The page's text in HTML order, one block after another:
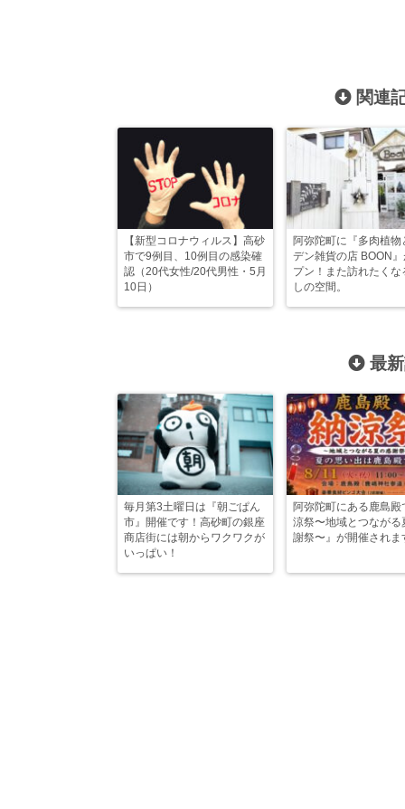
関連
【新型コロナウィルス】高砂
市で9例目、10例目の感染確
認（20代女性/20代男性・5月
10日）
阿弥陀町に『多肉植物
デン雑貨の店 BOON
プン！また訪れたくな
しの空間。
最
毎月第3土曜日は『朝ごぱん
市』開催です！高砂町の銀座
商店街には朝からワクワクが
いっぱい！
阿弥陀町にある鹿島殿
涼祭〜地域とつながる
謝祭〜』が開催されま